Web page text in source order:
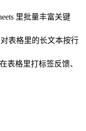
里批量丰富关键
表格里的长文本按行
表格里打标签反馈、